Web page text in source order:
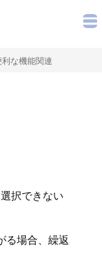
利な機能関連
択できない
る場合、繰返